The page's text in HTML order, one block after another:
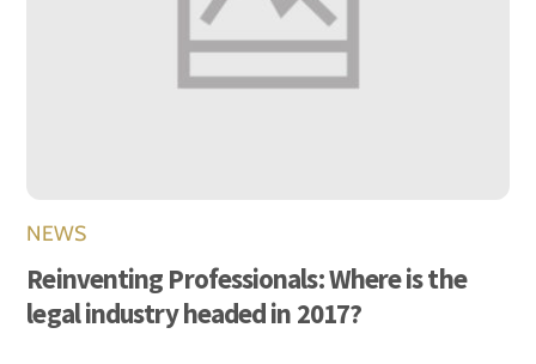
NEWS
Reinventing Professionals: Where is the
legal industry headed in 2017?